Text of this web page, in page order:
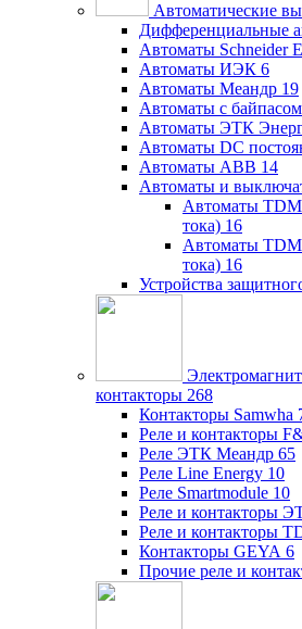
Автоматические
Дифференциальные
Автоматы Schneider
Автоматы ИЭК 6
Автоматы Меандр 19
Автоматы с байпасом
Автоматы ЭТК
Автоматы DC
Автоматы ABB 14
Автоматы и
Автоматы
тока) 16
Автоматы
тока) 16
Устройства
контакторы 268
Контакторы Samwha
Реле и контакторы
Реле ЭТК Меандр 65
Реле Line Energy 10
Реле Smartmodule 10
Реле и контакторы
Реле и контакторы
Контакторы GEYA 6
Прочие реле и